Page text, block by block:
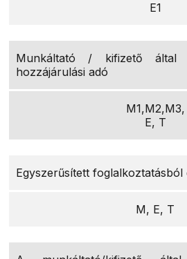
E1
Munkáltató / kifizető által
hozzájárulási adó
M1,M2,M3,
E, T
Egyszerűsített
M, E, T